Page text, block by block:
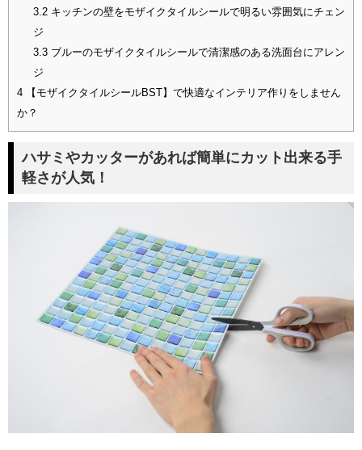
3.2キッチンの壁をモザイクタイルシールで明るい雰囲気にチェン
ジ
3.3ブルーのモザイクタイルシールで清潔感のある洗面台にアレン
ジ
4 【モザイクタイルシールBST】で快適なインテリア作りをしません
か？
ハサミやカッターがあれば簡単にカット出来る手
軽さが人気！